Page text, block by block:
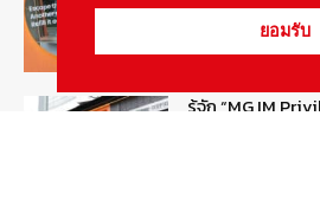
รู้จัก “MG IM
ยอมรับ